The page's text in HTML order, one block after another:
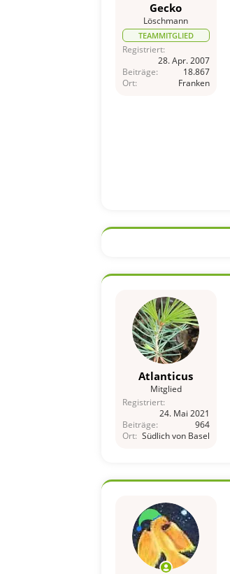
Gecko
Löschmann
TEAMMITGLIED
Registriert
28. Apr. 2007
Beiträge
18.867
Ort
Franken
Atlanticus
Mitglied
Registriert
24. Mai 2021
Beiträge
964
Ort
Südlich von Basel